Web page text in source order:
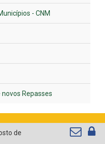
- CNM
Repasses
de